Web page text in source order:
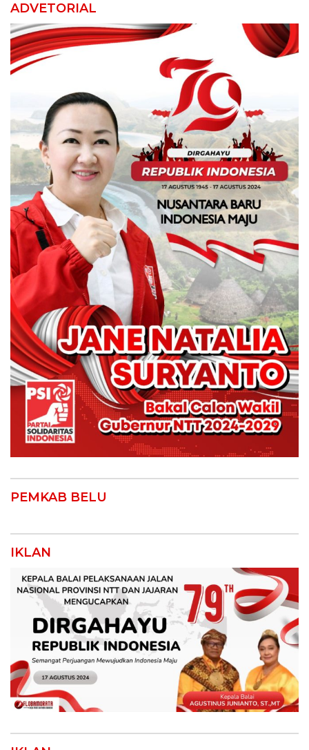
ADVETORIAL
PEMKAB BELU
IKLAN